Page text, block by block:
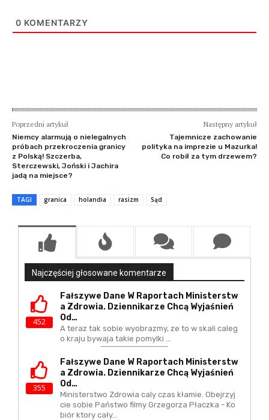
0 KOMENTARZY
Poprzedni artykuł
Niemcy alarmują o nielegalnych
próbach przekroczenia granicy
z Polską! Szczerba,
Sterczewski, Joński i Jachira
jadą na miejsce?
Następny artykuł
Tajemnicze zachowanie
polityka na imprezie u Mazurka!
Co robił za tym drzewem?
TAGI granica holandia rasizm Sąd
Najczęściej głosowane komentarze
452
Fałszywe Dane W Raportach Ministerstw
A Zdrowia. Dziennikarze Chcą Wyjaśnień
Od…
A teraz tak sobie wyobrazmy, ze to w skali caleg
o kraju bywaja takie pomylki ...
355
Fałszywe Dane W Raportach Ministerstw
A Zdrowia. Dziennikarze Chcą Wyjaśnień
Od…
Ministerstwo Zdrowia caly czas kłamie. Obejrzyj
cie sobie Państwo filmy Grzegorza Płaczka - Ko
biór ktory cały…